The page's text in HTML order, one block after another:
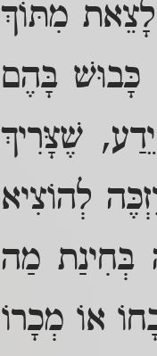
מִתּוֹךְ
כָּבוּשׁ בָּהֶם
שֶׁצָּרִיךְ
לְהוֹצִיא
בְּחִינַת מַה
אוֹ מְכָרוֹ